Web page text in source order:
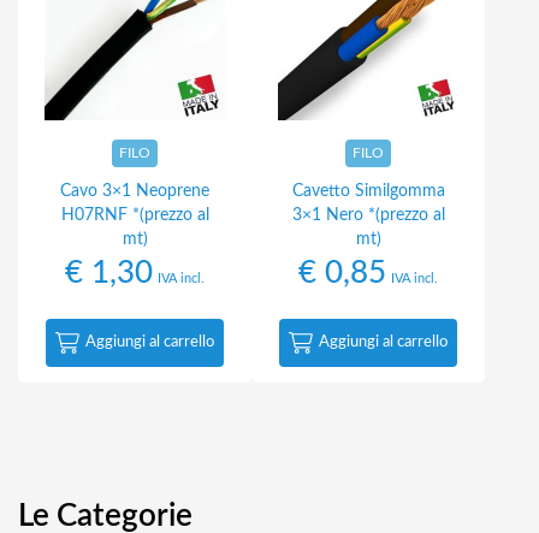
FILO
Cavo 3×1 Neoprene
H07RNF *(prezzo al
mt)
€ 1,30 IVA incl.
Aggiungi al carrello
FILO
Cavetto Similgomma
3×1 Nero *(prezzo al
mt)
€ 0,85 IVA incl.
Aggiungi al carrello
Le Categorie